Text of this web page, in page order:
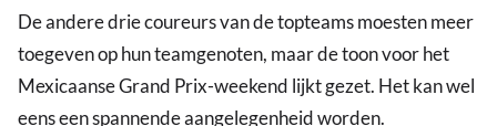
De andere drie coureurs van de topteams moesten meer
toegeven op hun teamgenoten, maar de toon voor het
Mexicaanse Grand Prix-weekend lijkt gezet. Het kan wel
eens een spannende aangelegenheid worden.